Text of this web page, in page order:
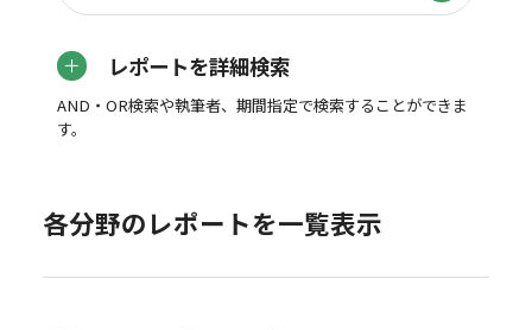
レポートを詳細検索
AND・OR検索や執筆者、期間指定で検索することができま
す。
各分野のレポートを一覧表示